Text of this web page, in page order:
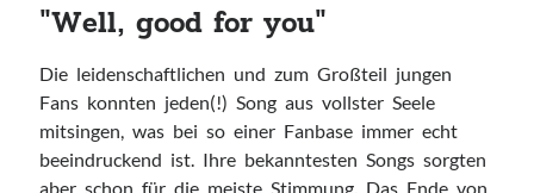
"Well, good for you"
Die leidenschaftlichen und zum Großteil jungen
Fans konnten jeden(!) Song aus vollster Seele
mitsingen, was bei so einer Fanbase immer echt
beeindruckend ist. Ihre bekanntesten Songs sorgten
aber schon für die meiste Stimmung. Das Ende von